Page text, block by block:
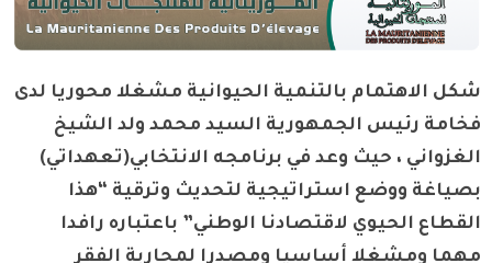
شكل الاهتمام بالتنمية الحيوانية مشغلا محوريا لدى
فخامة رئيس الجمهورية السيد محمد ولد الشيخ
الغزواني ، حيث وعد في برنامجه الانتخابي(تعهداتي)
بصياغة ووضع استراتيجية لتحديث وترقية “هذا
القطاع الحيوي لاقتصادنا الوطني” باعتباره رافدا
مهما ومشغلا أساسيا ومصدرا لمحاربة الفقر